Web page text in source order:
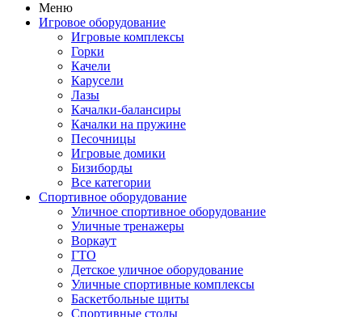
Меню
Игровое оборудование
Игровые комплексы
Горки
Качели
Карусели
Лазы
Качалки-балансиры
Качалки на пружине
Песочницы
Игровые домики
Бизиборды
Все категории
Спортивное оборудование
Уличное спортивное оборудование
Уличные тренажеры
Воркаут
ГТО
Детское уличное оборудование
Уличные спортивные комплексы
Баскетбольные щиты
Спортивные столы